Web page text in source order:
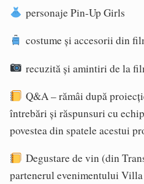
personaje Pin-Up Girls
costume și accesorii din
recuzită și amintiri de la
Q&A – rămâi după
întrebări și răspunsuri cu
povestea din spatele acestui
Degustare de vin (din
partenerul evenimentului